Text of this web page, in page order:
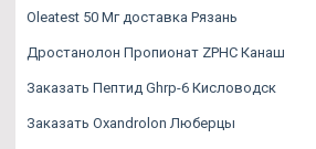
Oleatest 50 Мг доставка Рязань
Дростанолон Пропионат ZPHC Канаш
Заказать Пептид Ghrp-6 Кисловодск
Заказать Oxandrolon Люберцы